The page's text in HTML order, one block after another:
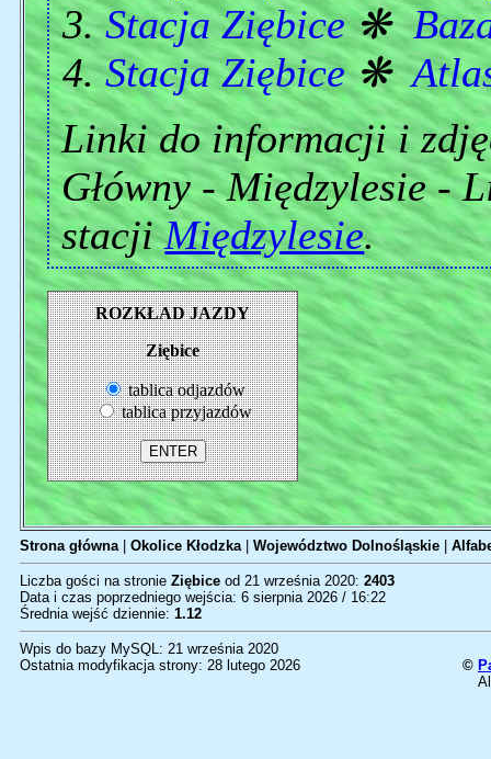
Stacja Ziębice❋
Stacja Ziębice❋
Linki do informacji i
Główny - Międzylesie -
stacjiMiędzylesie.
ROZKŁAD JAZDY
Ziębice
tablica odjazdów
tablica przyjazdów
Strona główna| Okolice Kłodzka| Województwo Dolnośląskie
Liczba gości na stronie Ziębice od 21 września 2020: 2403
Data i czas poprzedniego wejścia: 6 sierpnia 2026 / 16:22
Średnia wejść dziennie: 1.12
Wpis do bazy MySQL: 21 września 2020
Ostatnia modyfikacja strony: 28 lutego 2026
©